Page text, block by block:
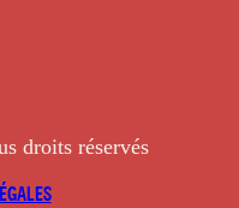
droits réservés